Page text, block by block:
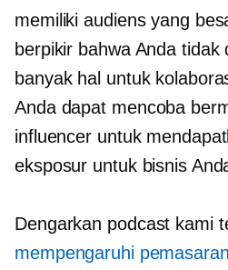
memiliki audiens yang
berpikir bahwa Anda
banyak hal untuk
Anda dapat mencoba
influencer untuk
eksposur untuk bisnis
Dengarkan podcast kami
mempengaruhi pemasaran